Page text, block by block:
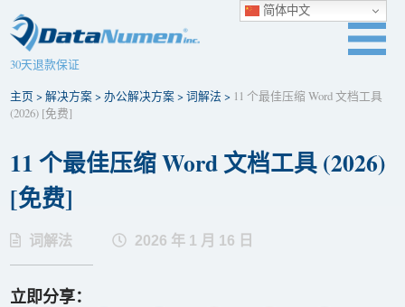
30天退款保证
主页 >解决方案>办公解决方案>词解法 > 11 个最佳压缩 Word 文档工具
(2026) [免费]
11 个最佳压缩 Word 文档工具 (2026)
[免费]
词解法 2026 年 1 月 16 日
立即分享：
简体中文